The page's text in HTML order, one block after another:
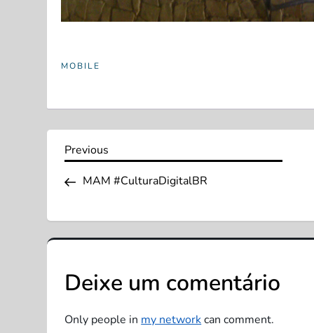
MOBILE
N
a
v
g
a
Previous
Previous
MAM #CulturaDigitalBR
Deixe um comentário
Only people inmy networkcan comment.